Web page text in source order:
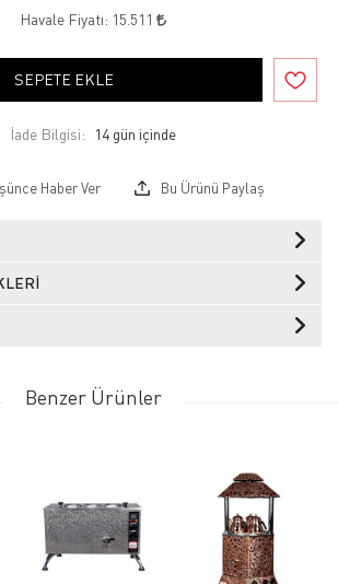
Havale Fiyatı: 15.511
SEPETE EKLE
İade Bilgisi:
Haber Ver Bu Ürünü Paylaş
Benzer Ürünler